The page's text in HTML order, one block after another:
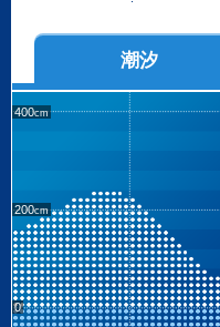
潮汐
400
200
0